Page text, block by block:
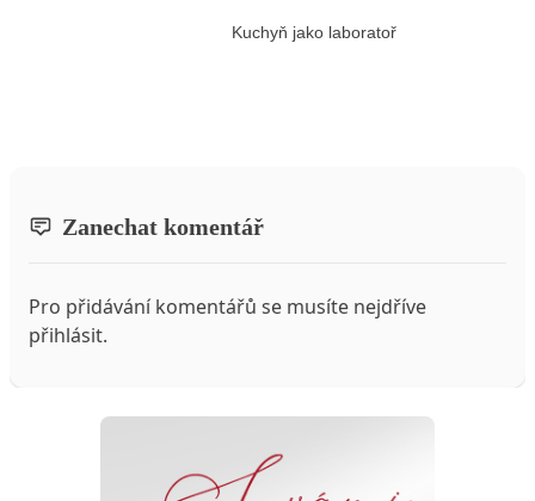
Kuchyň jako laboratoř
Zanechat komentář
Pro přidávání komentářů se musíte nejdříve
přihlásit.